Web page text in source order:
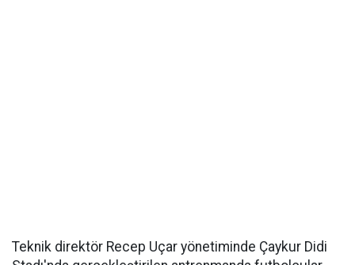
Teknik direktör Recep Uçar yönetiminde Çaykur Didi